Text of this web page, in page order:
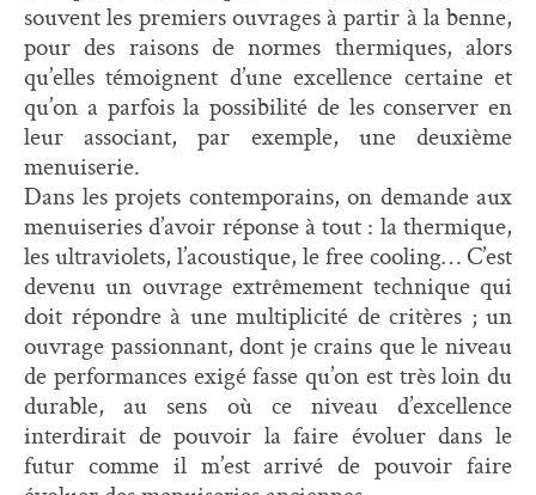
souvent les premiers ouvrages à partir à la benne,
pour des raisons de normes thermiques, alors
qu’elles témoignent d’une excellence certaine et
qu’on a parfois la possibilité de les conserver en
leur associant, par exemple, une deuxième
menuiserie.
Dans les projets contemporains, on demande aux
menuiseries d’avoir réponse à tout : la thermique,
les ultraviolets, l’acoustique, le free cooling… C’est
devenu un ouvrage extrêmement technique qui
doit répondre à une multiplicité de critères ; un
ouvrage passionnant, dont je crains que le niveau
de performances exigé fasse qu’on est très loin du
durable, au sens où ce niveau d’excellence
interdirait de pouvoir la faire évoluer dans le
futur comme il m’est arrivé de pouvoir faire